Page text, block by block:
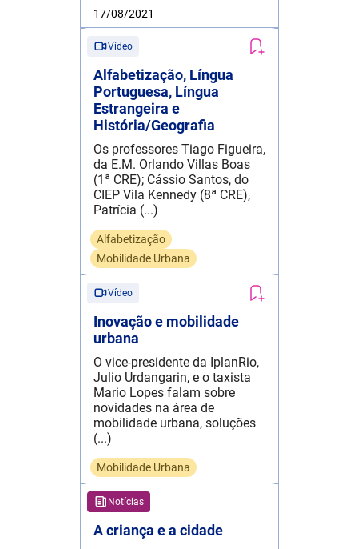
17/08/2021
Vídeo
Alfabetização, Língua
Portuguesa, Língua
Estrangeira e
História/Geografia
Os professores Tiago Figueira,
da E.M. Orlando Villas Boas
(1ª CRE); Cássio Santos, do
CIEP Vila Kennedy (8ª CRE),
Patrícia (...)
Alfabetização
Mobilidade Urbana
Vídeo
Inovação e mobilidade
urbana
O vice-presidente da IplanRio,
Julio Urdangarin, e o taxista
Mario Lopes falam sobre
novidades na área de
mobilidade urbana, soluções
(...)
Mobilidade Urbana
Notícias
A criança e a cidade